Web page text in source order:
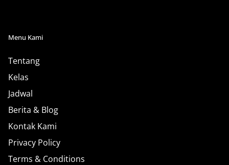
Menu Kami
Tentang
Kelas
Jadwal
Berita & Blog
Kontak Kami
Privacy Policy
Terms & Conditions